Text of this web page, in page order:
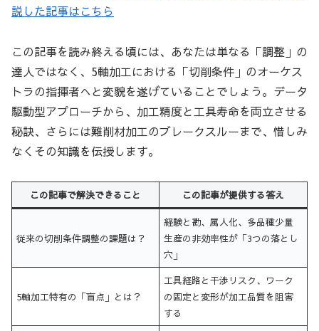
説した記事はこちら
この記事を読み終える頃には、あなたは単なる「調整」の
達人ではなく、5軸加工における「切削条件」のオーケス
トラの指揮者へと変貌を遂げていることでしょう。データ
駆動型アプローチから、加工精度と工具寿命を両立させる
秘訣、さらには難削材加工のブレークスルーまで、惜しみ
なくその知識を伝授します。
この記事で解決できること この記事が提供する答え
従来の切削条件調整の課題は？
経験と勘、属人化、多品種少量
生産の非効率性が「3つの落とし
穴」
5軸加工特有の「盲点」とは？
工具経路と干渉リスク、ワーク
の固定と変形が加工品質を阻害
する